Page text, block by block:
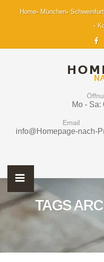
Home München Schweinfurt
Mo - Sa:
Email
info@Homepage-nach-
TAGS